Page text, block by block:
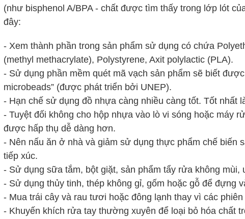
(như bisphenol A/BPA - chất được tìm thấy trong lớp lót
đây:
- Xem thành phần trong sản phẩm sử dụng có chứa
(methyl methacrylate), Polystyrene, Axit polylactic (PLA).
- Sử dụng phần mềm quét mã vạch sản phẩm sẽ biết
microbeads” (được phát triển bởi UNEP).
- Hạn chế sử dụng đồ nhựa càng nhiều càng tốt. Tốt nhất
- Tuyệt đối không cho hộp nhựa vào lò vi sóng hoặc máy
được hấp thụ dễ dàng hơn.
- Nên nấu ăn ở nhà và giảm sử dụng thực phẩm chế biến
tiếp xúc.
- Sử dụng sữa tắm, bột giặt, sản phẩm tẩy rửa không mùi,
- Sử dụng thủy tinh, thép không gỉ, gốm hoặc gỗ để đựng
- Mua trái cây và rau tươi hoặc đông lạnh thay vì các
- Khuyến khích rửa tay thường xuyên để loại bỏ hóa chất